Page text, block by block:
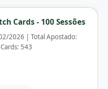
Cards - 100 Sessões
2026 | Total Apostado:
543